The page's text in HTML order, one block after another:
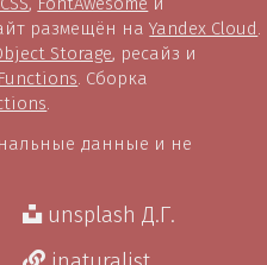
размещён наYandex Cloud .
Storage, ресайз и
. Сборка
.
данные и не
unsplash Д.Г.